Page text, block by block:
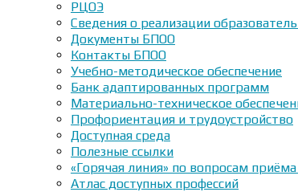
РЦОЭ
Сведения о реализации
Документы БПОО
Контакты БПОО
Учебно-методическое обеспечение
Банк адаптированных программ
Материально-техническое
Профориентация и трудоустройство
Доступная среда
Полезные ссылки
«Горячая линия» по вопросам
Атлас доступных профессий